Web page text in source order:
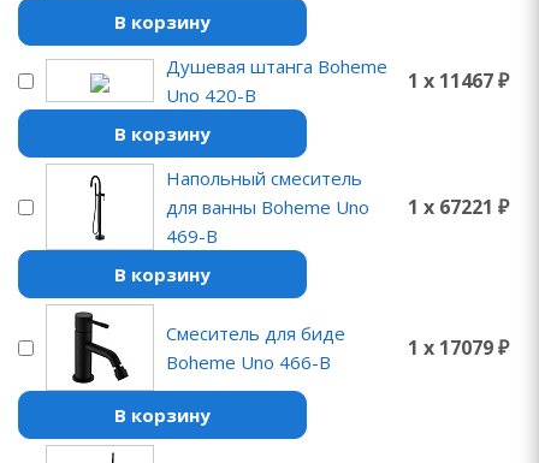
В корзину
Душевая штанга Boheme
Uno 420-B
1 x 11467 ₽
В корзину
Напольный смеситель
для ванны Boheme Uno
469-B
1 x 67221 ₽
В корзину
Смеситель для биде
Boheme Uno 466-B
1 x 17079 ₽
В корзину